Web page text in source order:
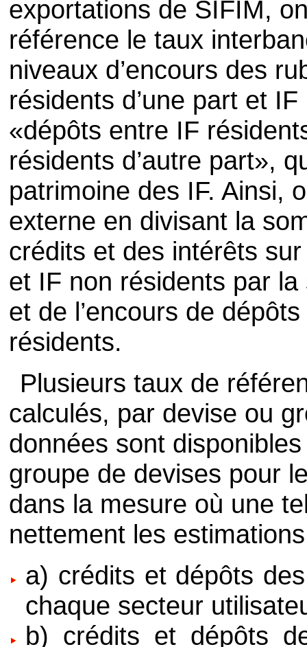
exportations de SIFIM,
référence le taux
niveaux d’encours des
résidents d’une part et
«dépôts entre IF
résidents d’autre part»,
patrimoine des IF. Ainsi,
externe en divisant la
crédits et des intérêts
et IF non résidents par la
et de l’encours de
résidents.
Plusieurs taux de
calculés, par devise ou
données sont
groupe de devises pour
dans la mesure où une
nettement les
a) crédits et dépôts
chaque secteur
b) crédits et dépôts